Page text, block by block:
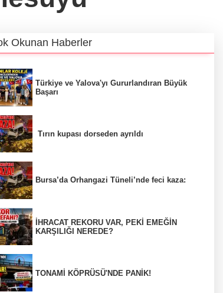
Okunan Haberler
Türkiye ve Yalova'yı Gururlandıran Büyük
Başarı
Tırın kupası dorseden ayrıldı
Bursa’da Orhangazi Tüneli’nde feci kaza:
İHRACAT REKORU VAR, PEKİ EMEĞİN
KARŞILIĞI NEREDE?
TONAMİ KÖPRÜSÜ'NDE PANİK!